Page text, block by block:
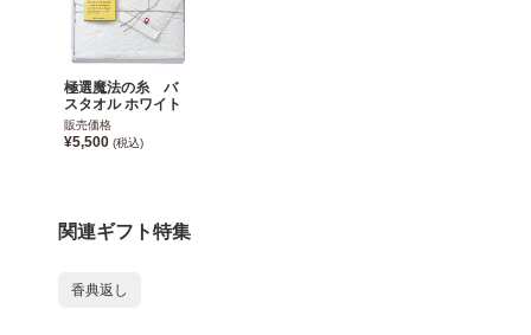
極選魔法の糸 バ
スタオル ホワイト
販売価格
¥5,500 (税込)
関連ギフト特集
香典返し